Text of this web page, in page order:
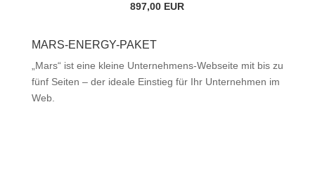
897,00 EUR
MARS-ENERGY-PAKET
„Mars“ ist eine kleine Unternehmens-Webseite mit bis zu
fünf Seiten – der ideale Einstieg für Ihr Unternehmen im
Web.